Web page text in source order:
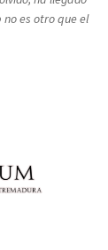
es otro que el